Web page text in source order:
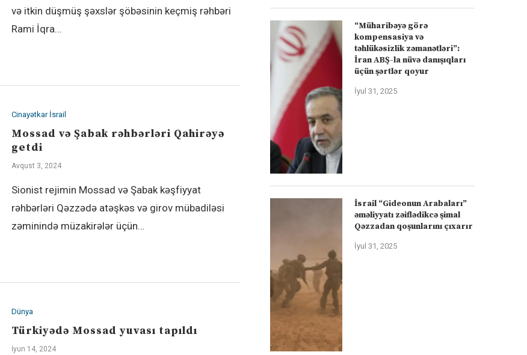
və itkin düşmüş şəxslər şöbəsinin keçmiş rəhbəri
Rami İqra…
Cinayətkar İsrail
Mossad və Şabak rəhbərləri Qahirəyə
getdi
Avqust 3, 2024
Sionist rejimin Mossad və Şabak kəşfiyyat
rəhbərləri Qəzzədə atəşkəs və girov mübadiləsi
zəminində müzakirələr üçün…
Dünya
Türkiyədə Mossad yuvası tapıldı
İyun 14, 2024
“Müharibəyə görə
kompensasiya və
təhlükəsizlik zəmanətləri”:
İran ABŞ-la nüvə danışıqları
üçün şərtlər qoyur
İyul 31, 2025
İsrail “Gideonun Arabaları”
əməliyyatı zəiflədikcə şimal
Qəzzadan qoşunlarını çıxarır
İyul 31, 2025